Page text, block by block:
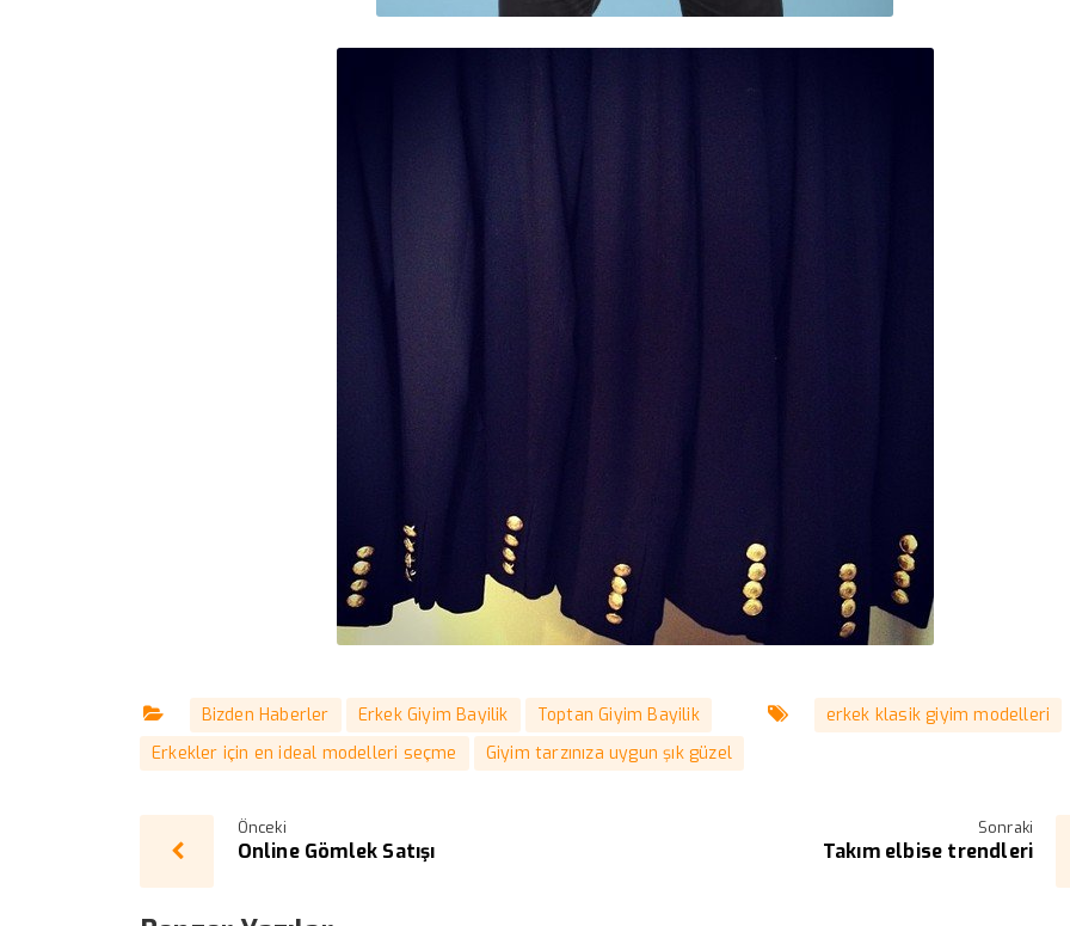
Bizden Haberler Erkek Giyim Bayilik Toptan Giyim Bayilik
erkek klasik giyim modelleri
Erkekler için en ideal modelleri seçme
Giyim tarzınıza uygun şık güzel
Önceki
Online Gömlek Satışı
Sonraki
Takım elbise trendleri